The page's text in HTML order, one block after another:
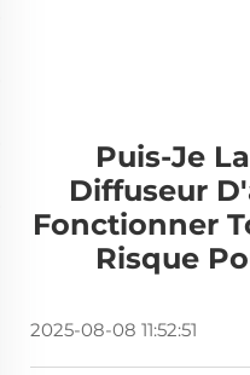
Puis-Je
Diffuseur
Fonctionner
Risque
2025-08-08 11:52:51